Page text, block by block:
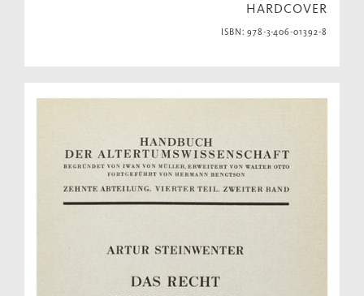
HARDCOVER
ISBN: 978-3-406-01392-8